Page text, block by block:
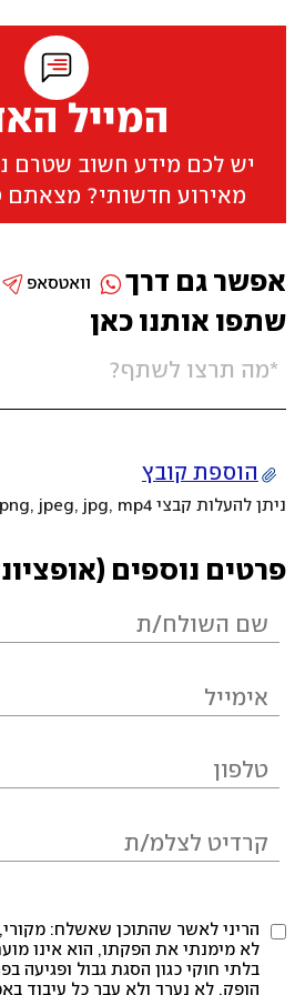
המייל
יש לכם מידע חשוב שטרם
מאירוע חדשותי? מצאתם
שתפו אותנו כאן
הוספת קובץ
ניתן להעלות קבצי mov, png, jpeg, jpg, mp4 עד 200MB
פרטים נוספים
הריני לאשר שהתוכן שאשלח: מקורי,
לא מימנתי את הפקתו, הוא אינו
בלתי חוקי כגון הסגת גבול ופגיעה
הופק, לא נערך ולא עבר כל עיבוד
אפשר גם דרך וואטסאפ